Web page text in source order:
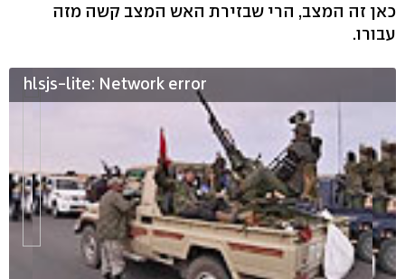
כאן זה המצב, הרי שבזירת האש המצב קשה מזה
עבורו.
hlsjs-lite: Network error